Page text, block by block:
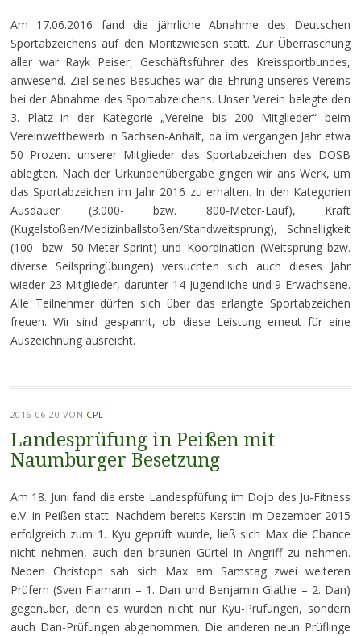
Am 17.06.2016 fand die jährliche Abnahme des Deutschen
Sportabzeichens auf den Moritzwiesen statt. Zur Überraschung
aller war Rayk Peiser, Geschäftsführer des Kreissportbundes,
anwesend. Ziel seines Besuches war die Ehrung unseres Vereins
bei der Abnahme des Sportabzeichens. Unser Verein belegte den
3. Platz in der Kategorie „Vereine bis 200 Mitglieder“ beim
Vereinwettbewerb in Sachsen-Anhalt, da im vergangen Jahr etwa
50 Prozent unserer Mitglieder das Sportabzeichen des DOSB
ablegten. Nach der Urkundenübergabe gingen wir ans Werk, um
das Sportabzeichen im Jahr 2016 zu erhalten. In den Kategorien
Ausdauer (3.000- bzw. 800-Meter-Lauf), Kraft
(Kugelstoßen/Medizinballstoßen/Standweitsprung), Schnelligkeit
(100- bzw. 50-Meter-Sprint) und Koordination (Weitsprung bzw.
diverse Seilspringübungen) versuchten sich auch dieses Jahr
wieder 23 Mitglieder, darunter 14 Jugendliche und 9 Erwachsene.
Alle Teilnehmer dürfen sich über das erlangte Sportabzeichen
freuen. Wir sind gespannt, ob diese Leistung erneut für eine
Auszeichnung ausreicht.
2016-06-20 VON CPL
Landesprüfung in Peißen mit
Naumburger Besetzung
Am 18. Juni fand die erste Landespfüfung im Dojo des Ju-Fitness
e.V. in Peißen statt. Nachdem bereits Kerstin im Dezember 2015
erfolgreich zum 1. Kyu geprüft wurde, ließ sich Max die Chance
nicht nehmen, auch den braunen Gürtel in Angriff zu nehmen.
Neben Christoph sah sich Max am Samstag zwei weiteren
Prüfern (Sven Flamann – 1. Dan und Benjamin Glathe – 2. Dan)
gegenüber, denn es wurden nicht nur Kyu-Prüfungen, sondern
auch Dan-Prüfungen abgenommen. Die anderen neun Prüflinge